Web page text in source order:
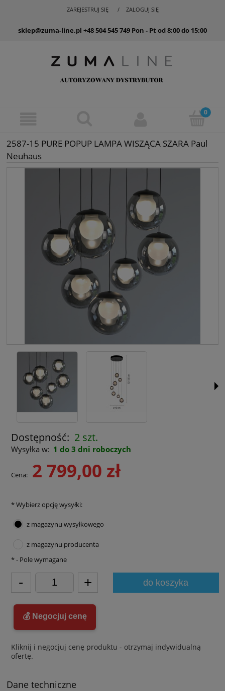
ZAREJESTRUJ SIĘ ZALOGUJ SIĘ
sklep@zuma-line.pl +48 504 545 749 Pon - Pt od 8:00 do 15:00
2587-15 PURE POPUP LAMPA WISZĄCA SZARA Paul
Neuhaus
Dostępność: 2 szt.
Wysyłka w: 1 do 3 dni roboczych
Cena: 2 799,00 zł
*Wybierz opcję wysyłki:
z magazynu wysyłkowego
z magazynu producenta
- + do koszyka
*- Pole wymagane
💰 Negocjuj cenę
Kliknij i negocjuj cenę produktu - otrzymaj indywidualną
ofertę.
Dane techniczne